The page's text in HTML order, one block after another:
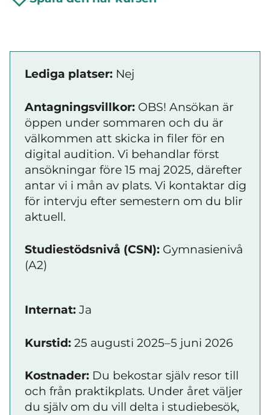
Lediga platser: Nej
Antagningsvillkor: OBS! Ansökan är
öppen under sommaren och du är
välkommen att skicka in filer för en
digital audition. Vi behandlar först
ansökningar före 15 maj 2025, därefter
antar vi i mån av plats. Vi kontaktar dig
för intervju efter semestern om du blir
aktuell.
Studiestödsnivå (CSN): Gymnasienivå
(A2)
Internat: Ja
Kurstid: 25 augusti 2025–5 juni 2026
Kostnader: Du bekostar själv resor till
och från praktikplats. Under året väljer
du själv om du vill delta i studiebesök,